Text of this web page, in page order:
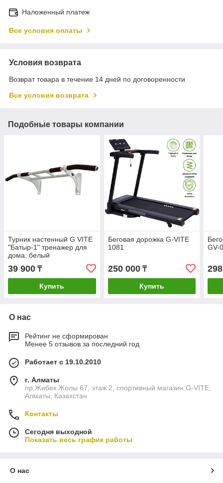
Наложенный платеж
Все условия оплаты
Условия возврата
Возврат товара в течение 14 дней по договоренности
Все условия возврата
Подобные товары компании
Турник настенный G VITE
"Батыр-1" тренажер для
дома, белый
39 900 ₸
Купить
Беговая дорожка G-VITE
1081
250 000₸
Купить
GV-
О нас
Рейтинг не сформирован
Менее 5 отзывов за последний год
Работает с 19.10.2010
г. Алматы
пр.Жибек Жолы 67, этаж 2, спортивный магазин G-VITE,
Алматы, Казахстан
Контакты
Сегодня выходной
Показать весь график работы
О нас